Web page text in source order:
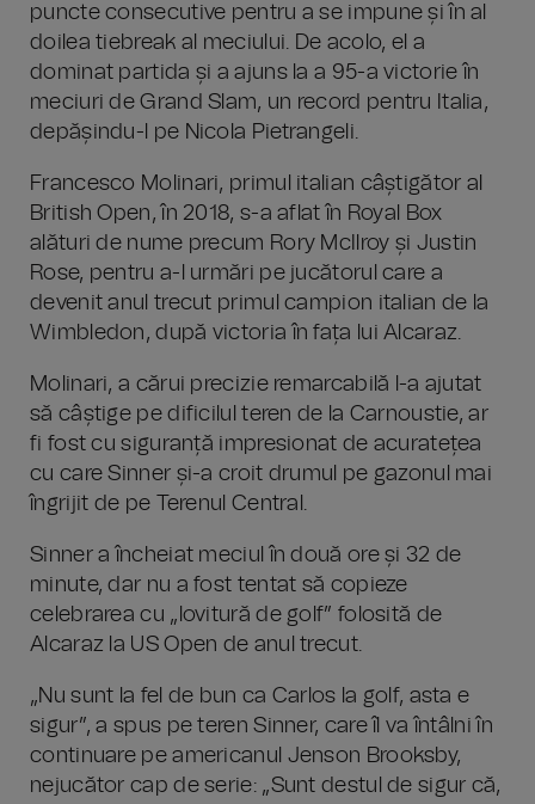
puncte consecutive pentru a se impune și în al
doilea tiebreak al meciului. De acolo, el a
dominat partida și a ajuns la a 95-a victorie în
meciuri de Grand Slam, un record pentru Italia,
depășindu-l pe Nicola Pietrangeli.
Francesco Molinari, primul italian câștigător al
British Open, în 2018, s-a aflat în Royal Box
alături de nume precum Rory McIlroy și Justin
Rose, pentru a-l urmări pe jucătorul care a
devenit anul trecut primul campion italian de la
Wimbledon, după victoria în fața lui Alcaraz.
Molinari, a cărui precizie remarcabilă l-a ajutat
să câștige pe dificilul teren de la Carnoustie, ar
fi fost cu siguranță impresionat de acuratețea
cu care Sinner și-a croit drumul pe gazonul mai
îngrijit de pe Terenul Central.
Sinner a încheiat meciul în două ore și 32 de
minute, dar nu a fost tentat să copieze
celebrarea cu „lovitură de golf” folosită de
Alcaraz la US Open de anul trecut.
„Nu sunt la fel de bun ca Carlos la golf, asta e
sigur”, a spus pe teren Sinner, care îl va întâlni în
continuare pe americanul Jenson Brooksby,
nejucător cap de serie: „Sunt destul de sigur că,